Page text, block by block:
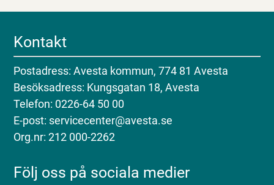
Kontakt
Postadress: Avesta kommun, 774 81 Avesta
Besöksadress: Kungsgatan 18, Avesta
Telefon: 0226-64 50 00
E-post: servicecenter@avesta.se
Org.nr: 212 000-2262
Följ oss på sociala medier